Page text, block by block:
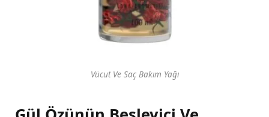
Vücut Ve Saç Bakım Yağı